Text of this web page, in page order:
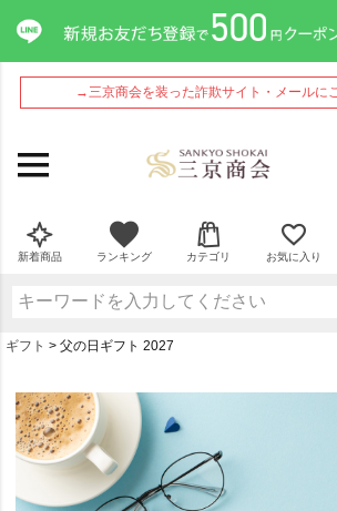
→三京商会を装った詐欺サイト・メールに
新着商品 ランキング カテゴリ お気に入り
ギフト 父の日ギフト 2027